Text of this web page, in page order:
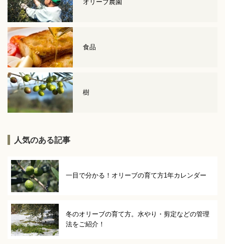
オリーブ農園
食品
樹
人気のある記事
一目で分かる！オリーブの育て方1年カレンダー
冬のオリーブの育て方。水やり・剪定などの管理
法をご紹介！